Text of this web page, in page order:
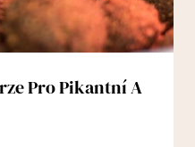
Pro Pikantní A